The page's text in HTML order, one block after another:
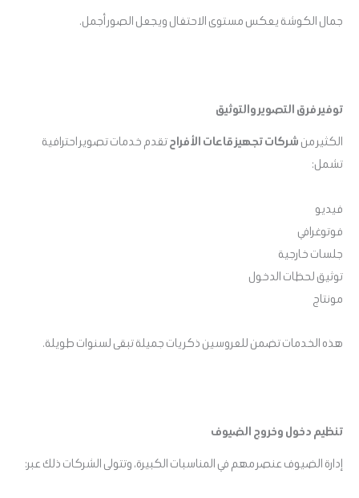
جمال الكوشة يعكس مستوى الاحتفال ويجعل الصور أجمل.
توفير فرق التصوير والتوثيق
الكثير من شركات تجهيز قاعات الأفراحتقدم خدمات تصوير احترافية
تشمل:
فيديو
فوتوغرافي
جلسات خارجية
توثيق لحظات الدخول
مونتاج
هذه الخدمات تضمن للعروسين ذكريات جميلة تبقى لسنوات طويلة.
تنظيم دخول وخروج الضيوف
إدارة الضيوف عنصر مهم في المناسبات الكبيرة، وتتولى الشركات ذلك عبر: